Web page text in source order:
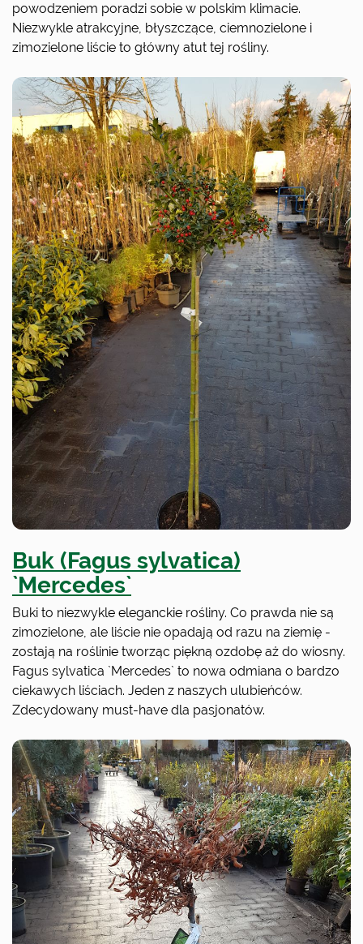
powodzeniem poradzi sobie w polskim klimacie.
Niezwykle atrakcyjne, błyszczące, ciemnozielone i
zimozielone liście to główny atut tej rośliny.
Buk (Fagus sylvatica)
`Mercedes`
Buki to niezwykle eleganckie rośliny. Co prawda nie są
zimozielone, ale liście nie opadają od razu na ziemię -
zostają na roślinie tworząc piękną ozdobę aż do wiosny.
Fagus sylvatica `Mercedes` to nowa odmiana o bardzo
ciekawych liściach. Jeden z naszych ulubieńców.
Zdecydowany must-have dla pasjonatów.